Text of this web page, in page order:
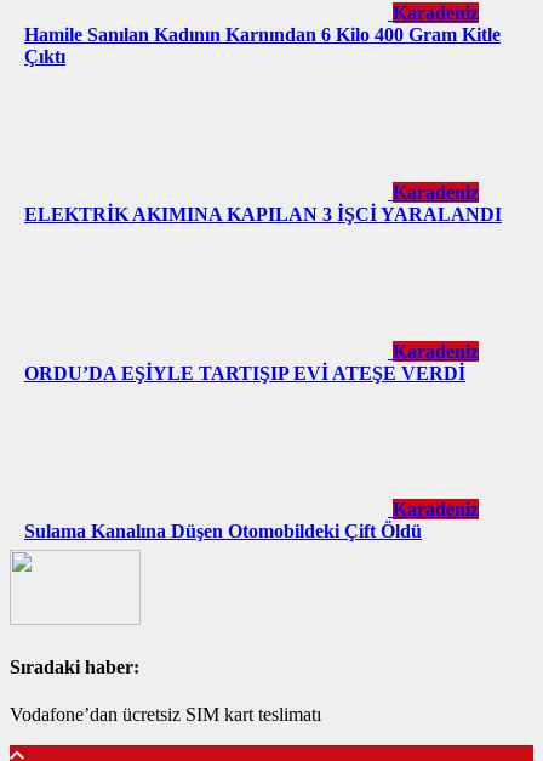
Karadeniz
Hamile Sanılan Kadının Karnından 6 Kilo 400 Gram Kitle
Çıktı
Karadeniz
ELEKTRİK AKIMINA KAPILAN 3 İŞCİ YARALANDI
Karadeniz
ORDU’DA EŞİYLE TARTIŞIP EVİ ATEŞE VERDİ
Karadeniz
Sulama Kanalına Düşen Otomobildeki Çift Öldü
Sıradaki haber:
Vodafone’dan ücretsiz SIM kart teslimatı